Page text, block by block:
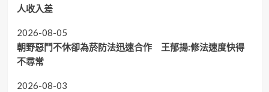
人收入差
2026-08-05
朝野惡鬥不休卻為菸防法迅速合作 王郁揚:修法速度快得
不尋常
2026-08-03